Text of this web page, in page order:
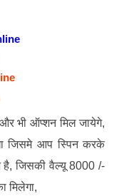
और भी ऑप्शन मिल जायेगे,
जिसमे आप स्पिन करके
है,जिसकी वैल्यू8000 /-
मिलेगा,